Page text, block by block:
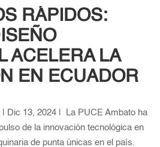
RÁPIDOS:
ACELERA LA
EN ECUADOR
Dic 13, 2024 | La PUCE Ambato ha
de la innovación tecnológica en
de punta únicas en el país.